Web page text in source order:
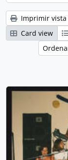
Imprimir vista
Card view